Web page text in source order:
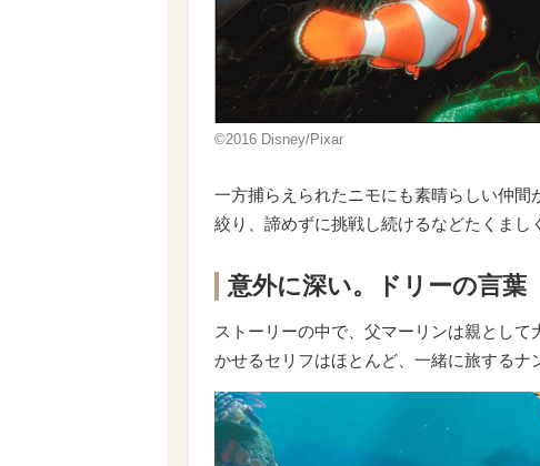
©2016 Disney/Pixar
一方捕らえられたニモにも素晴らしい仲
絞り、諦めずに挑戦し続けるなどたくまし
意外に深い。ドリーの言葉
ストーリーの中で、父マーリンは親とし
かせるセリフはほとんど、一緒に旅するナ